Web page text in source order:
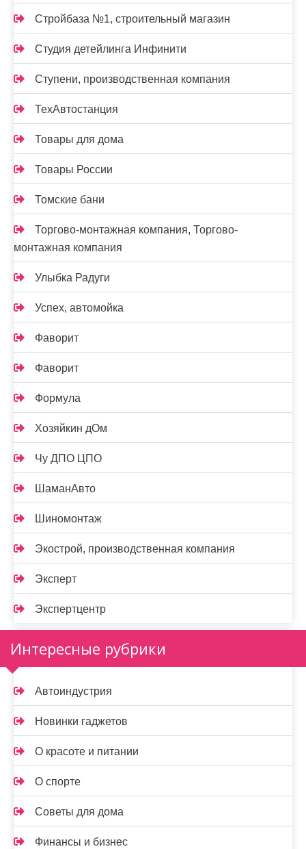
Стройбаза №1, строительный магазин
Студия детейлинга Инфинити
Ступени, производственная компания
ТехАвтостанция
Товары для дома
Товары России
Томские бани
Торгово-монтажная компания, Торгово-
монтажная компания
Улыбка Радуги
Успех, автомойка
Фаворит
Фаворит
Формула
Хозяйкин дОм
Чу ДПО ЦПО
ШаманАвто
Шиномонтаж
Экострой, производственная компания
Эксперт
Экспертцентр
Интересные рубрики
Автоиндустрия
Новинки гаджетов
О красоте и питании
О спорте
Советы для дома
Финансы и бизнес